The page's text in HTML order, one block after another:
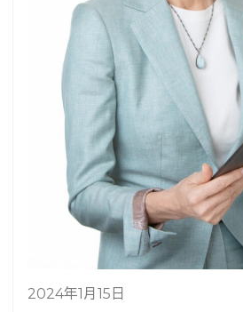
2024年1月15日